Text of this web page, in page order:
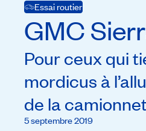
Essai routier
GMC
Pour ceux qui
mordicus à
de la
5 septembre 2019